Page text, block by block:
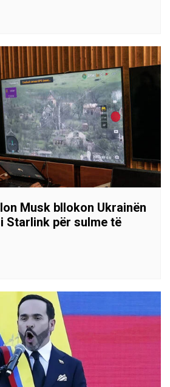
Musk bllokon Ukrainën
Starlink për sulme të